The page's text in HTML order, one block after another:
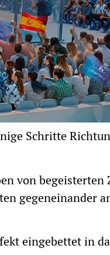
Schritte
von begeisterten
gegeneinander
eingebettet in